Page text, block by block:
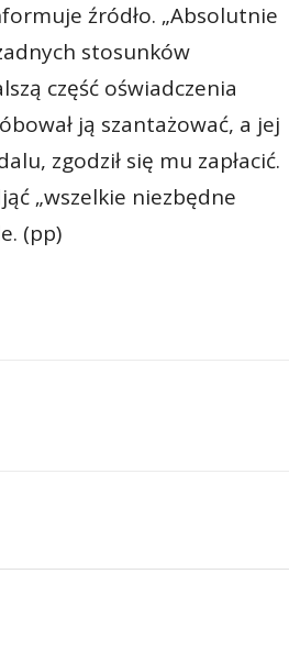
źródło. „Absolutnie
stosunków
część oświadczenia
ją szantażować, a jej
zgodził się mu zapłacić.
„wszelkie niezbędne
(pp)